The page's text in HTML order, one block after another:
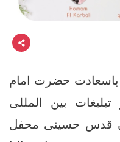
باسعادت حضرت امام
بین المللی
قدس حسینی محفل